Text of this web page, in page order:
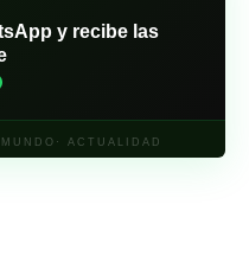
y recibe las
ACTUALIDAD